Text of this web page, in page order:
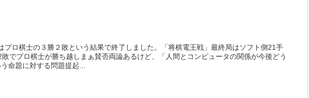
プロ棋士の３勝２敗という結果で終了しました。「将棋電王戦」最終局はソフト側21手
でプロ棋士が勝ち越しまぁ賛否両論あるけど、「人間とコンピュータの関係が今後どう
命題に対する問題提起...